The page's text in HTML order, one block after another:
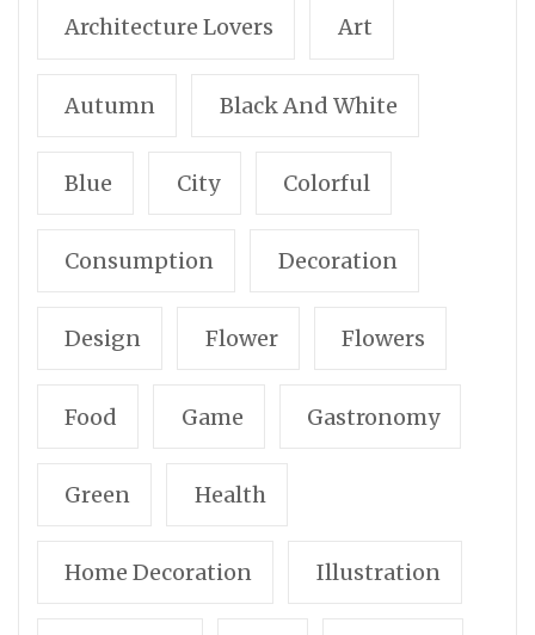
Architecture Lovers Art
Autumn Black And White
Blue City Colorful
Consumption Decoration
Design Flower Flowers
Food Game Gastronomy
Green Health
Home Decoration Illustration